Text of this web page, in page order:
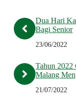
Dua Hari
Bagi Senior
23/06/2022
Tahun 2022
Malang
21/07/2022